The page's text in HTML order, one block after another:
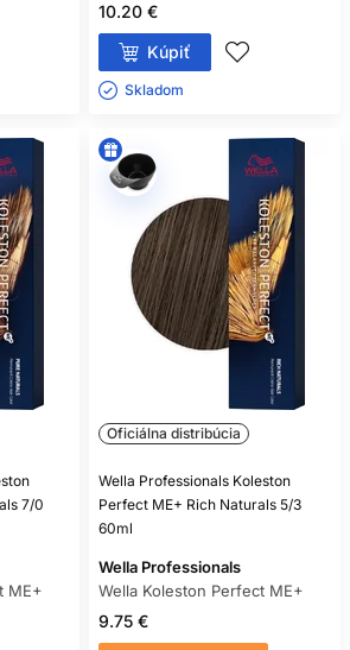
10.20 €
Kúpiť
Skladom ㅤ
7/0
ME+
Oficiálna distribúcia
Wella Professionals Koleston
Perfect ME+ Rich Naturals 5/3
60ml
Wella Professionals
Wella Koleston Perfect ME+
9.75 €